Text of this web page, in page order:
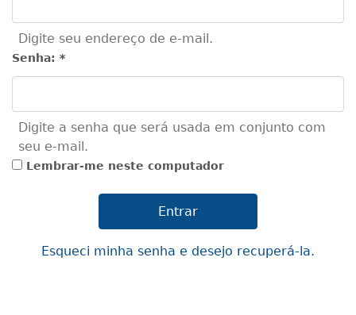
Digite seu endereço de e-mail.
Senha: *
Digite a senha que será usada em conjunto com
seu e-mail.
Lembrar-me neste computador
Esqueci minha senha e desejo recuperá-la.